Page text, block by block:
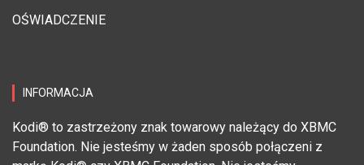
OŚWIADCZENIE
INFORMACJA
Kodi® to zastrzeżony znak towarowy należący do XBMC
Foundation. Nie jesteśmy w żaden sposób połączeni z